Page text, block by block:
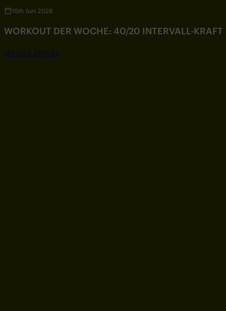
15th Juni 2026
WORKOUT DER WOCHE: 40/20 INTERVALL-
SEE FULL ARTICLE